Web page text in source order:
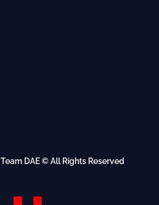
Team DAE© All Rights Reserved
InstagramInstagram